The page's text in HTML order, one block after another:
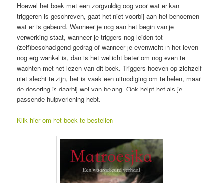
Hoewel het boek met een zorgvuldig oog voor wat er kan
triggeren is geschreven, gaat het niet voorbij aan het benoemen
wat er is gebeurd. Wanneer je nog aan het begin van je
verwerking staat, wanneer je triggers nog leiden tot
(zelf)beschadigend gedrag of wanneer je evenwicht in het leven
nog erg wankel is, dan is het wellicht beter om nog even te
wachten met het lezen van dit boek. Triggers hoeven op zichzelf
niet slecht te zijn, het is vaak een uitnodiging om te helen, maar
de dosering is daarbij wel van belang. Ook helpt het als je
passende hulpverlening hebt.
Klik hier om het boek te bestellen